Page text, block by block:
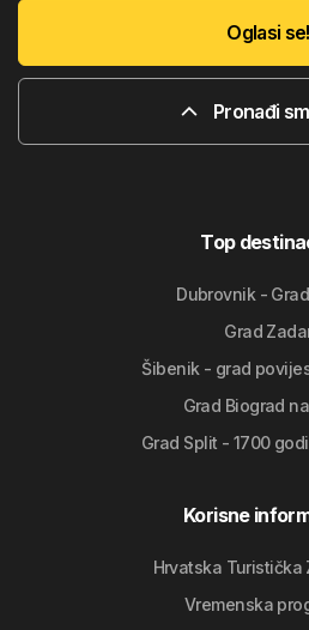
Oglasi se!
Pronađi
Top
Dubrovnik -
Grad
Šibenik - grad
Grad Biograd
Grad Split - 1700
Korisne
Hrvatska Turistička
Vremenska